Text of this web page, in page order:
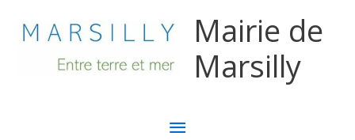
Mairie de
Marsilly
MENU